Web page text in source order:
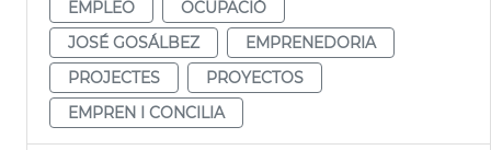
EMPLEO
OCUPACIÓ
JOSÉ GOSÁLBEZ
EMPRENEDORIA
PROJECTES
PROYECTOS
EMPREN I CONCILIA